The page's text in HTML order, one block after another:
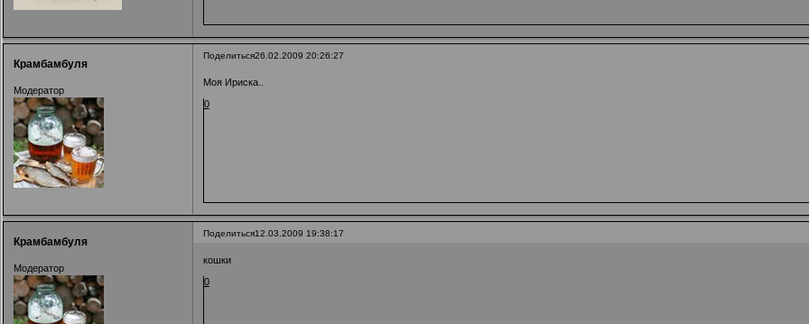
Поделиться26.02.2009 20:26:27
Крамбамбуля
Модератор
Моя Ириска..
0
Поделиться12.03.2009 19:38:17
Крамбамбуля
Модератор
кошки
0